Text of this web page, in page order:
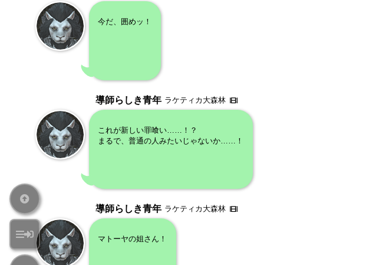
今だ、囲めッ！
導師らしき青年 ラケティカ大森林
これが新しい罪喰い……！？
まるで、普通の人みたいじゃないか……！
導師らしき青年 ラケティカ大森林
マトーヤの姐さん！